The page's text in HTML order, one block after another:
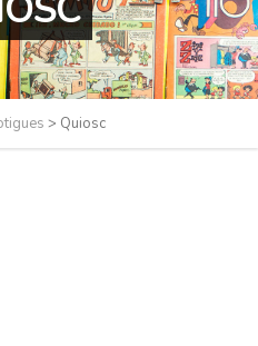
> Quiosc